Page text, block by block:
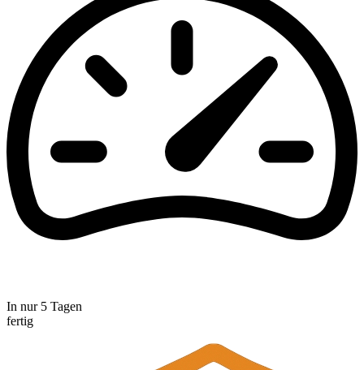
In nur 5 Tagen
fertig